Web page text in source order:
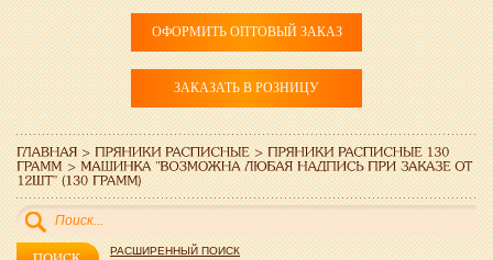
ОФОРМИТЬ ОПТОВЫЙ ЗАКАЗ
ЗАКАЗАТЬ В РОЗНИЦУ
РАСШИРЕННЫЙ ПОИСК